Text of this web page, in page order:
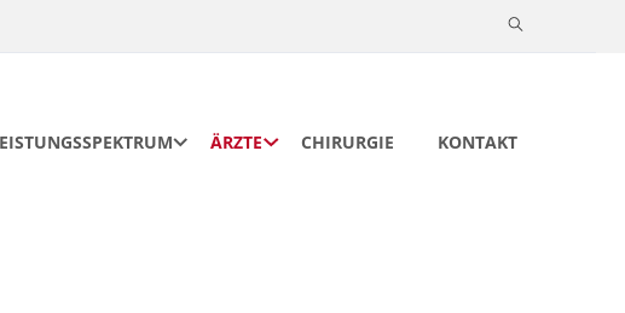
Suche
ÄRZTE CHIRURGIE KONTAKT